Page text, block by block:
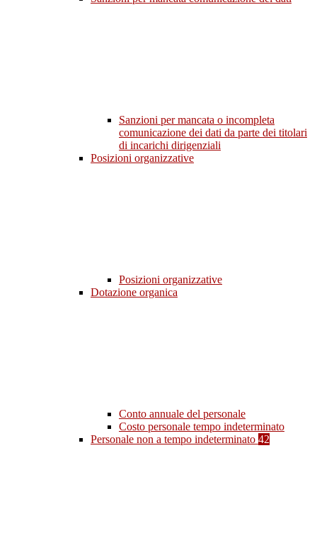
Sanzioni per mancata o incompleta
comunicazione dei dati da parte dei titolari
di incarichi dirigenziali
Posizioni organizzative
Posizioni organizzative
Dotazione organica
Conto annuale del personale
Costo personale tempo indeterminato
Personale non a tempo indeterminato 42